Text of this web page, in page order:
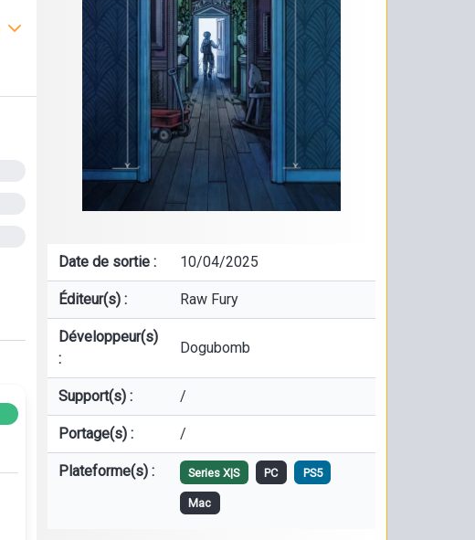
Date de sortie : 10/04/2025
Éditeur(s) : Raw Fury
Développeur(s)
:
Dogubomb
Support(s) : /
Portage(s) : /
Plateforme(s) : Series X|S PC PS5
Mac